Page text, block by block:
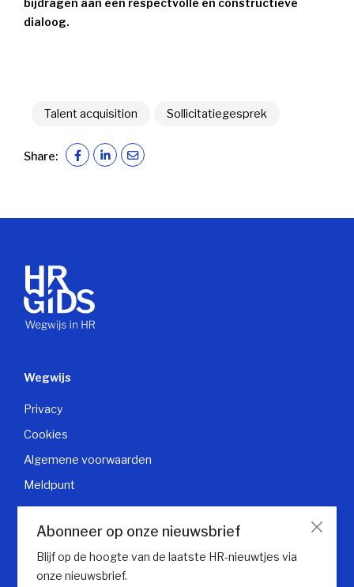
bijdragen aan een respectvolle en constructieve
dialoog.
Talent acquisition Sollicitatiegesprek
Share:
Abonneer op onze nieuwsbrief
Blijf op de hoogte van de laatste HR-nieuwtjes via
onze nieuwsbrief.
Wegwijs
Privacy
Cookies
Algemene voorwaarden
Meldpunt
Klantendienst
Contacteer klantendienst